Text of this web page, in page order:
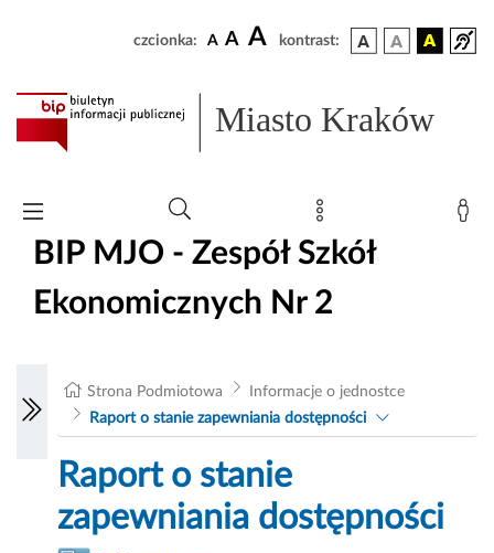
czcionka: A A A kontrast:
Miasto Kraków
BIP MJO - Zespół Szkół
Ekonomicznych Nr 2
Strona Podmiotowa
Informacje o jednostce
Raport o stanie zapewniania dostępności
Raport o stanie
zapewniania dostępności